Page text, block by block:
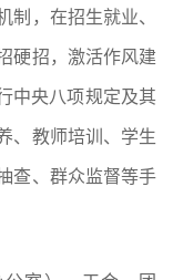
制，在招生就业、
硬招，激活作风建
中央八项规定及其
、教师培训、学生
查、群众监督等手